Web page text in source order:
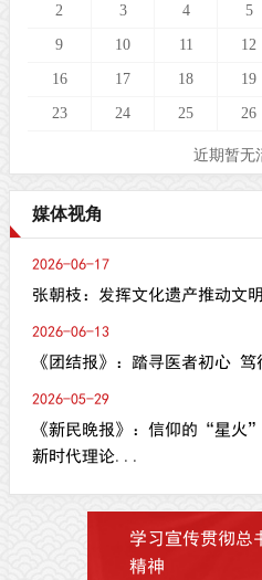
2 3 4 5
9 10 11 12
16 17 18 19
23 24 25 26
近期暂无
媒体视角
2026-06-17
张朝枝：发挥文化遗产推动文
2026-06-13
《团结报》：踏寻医者初心 笃
2026-05-29
《新民晚报》：信仰的“星
新时代理论...
学习宣传贯彻总
精神